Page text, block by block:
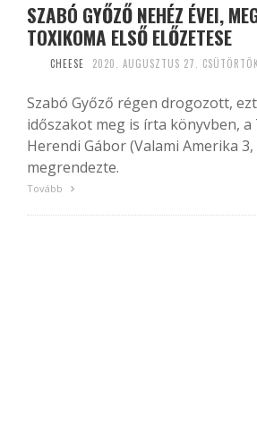
SZABÓ GYŐZŐ NEHÉZ ÉVEI,
TOXIKOMA ELSŐ ELŐZETESE
CHEESE 2020. AUGUSZTUS 27.
Szabó Győző régen drogozott,
időszakot meg is írta könyvben,
Herendi Gábor (Valami Amerika 3,
megrendezte.
Tovább